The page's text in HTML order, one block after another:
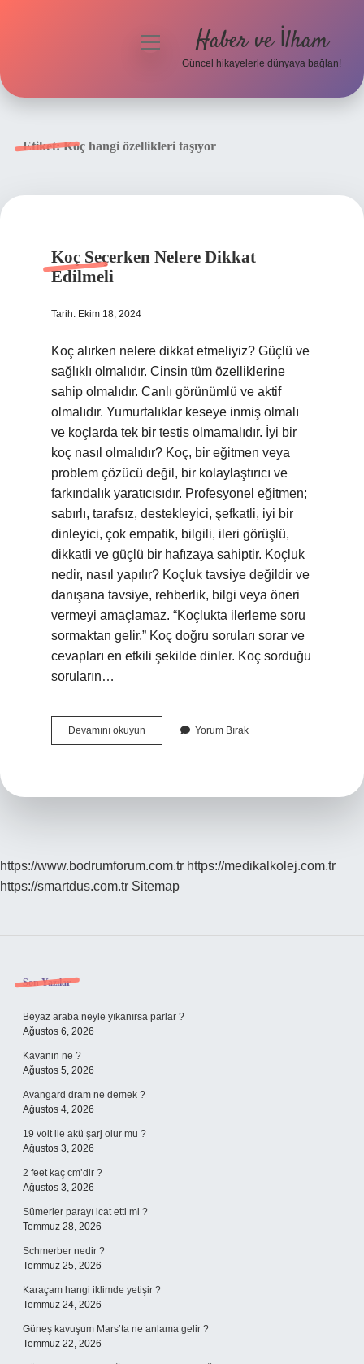
menüyü
Haber ve İlham
Güncel hikayelerle dünyaya bağlan!
Etiket:Koç hangi özellikleri taşıyor
Koç Seçerken Nelere Dikkat
Edilmeli
Tarih: Ekim 18, 2024
Koç alırken nelere dikkat etmeliyiz? Güçlü ve
sağlıklı olmalıdır. Cinsin tüm özelliklerine
sahip olmalıdır. Canlı görünümlü ve aktif
olmalıdır. Yumurtalıklar keseye inmiş olmalı
ve koçlarda tek bir testis olmamalıdır. İyi bir
koç nasıl olmalıdır? Koç, bir eğitmen veya
problem çözücü değil, bir kolaylaştırıcı ve
farkındalık yaratıcısıdır. Profesyonel eğitmen;
sabırlı, tarafsız, destekleyici, şefkatli, iyi bir
dinleyici, çok empatik, bilgili, ileri görüşlü,
dikkatli ve güçlü bir hafızaya sahiptir. Koçluk
nedir, nasıl yapılır? Koçluk tavsiye değildir ve
danışana tavsiye, rehberlik, bilgi veya öneri
vermeyi amaçlamaz. “Koçlukta ilerleme soru
sormaktan gelir.” Koç doğru soruları sorar ve
cevapları en etkili şekilde dinler. Koç sorduğu
soruların…
Devamını okuyun
Seçerken
Yorum Bırak
https://www.bodrumforum.com.tr https://medikalkolej.com.tr
https://smartdus.com.tr Sitemap
Sidebar
Son Yazılar
Beyaz araba neyle yıkanırsa parlar ?
Ağustos 6, 2026
Kavanin ne ?
Ağustos 5, 2026
Avangard dram ne demek ?
Ağustos 4, 2026
19 volt ile akü şarj olur mu ?
Ağustos 3, 2026
2 feet kaç cm’dir ?
Ağustos 3, 2026
Sümerler parayı icat etti mi ?
Temmuz 28, 2026
Schmerber nedir ?
Temmuz 25, 2026
Karaçam hangi iklimde yetişir ?
Temmuz 24, 2026
Güneş kavuşum Mars’ta ne anlama gelir ?
Temmuz 22, 2026